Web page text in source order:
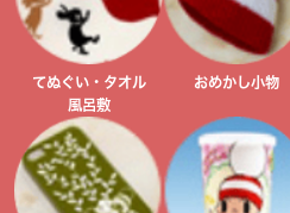
てぬぐい・タオル
風呂敷
おめかし小物